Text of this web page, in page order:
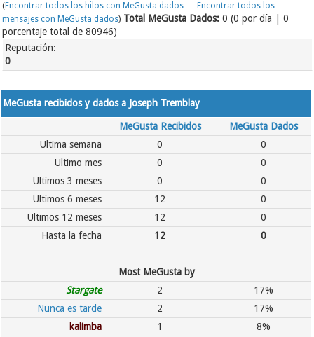
(Encontrar todos los hilos con MeGusta dados — Encontrar todos los
mensajes con MeGusta dados) Total MeGusta Dados: 0 (0 por día | 0
porcentaje total de 80946)
Reputación:
0
MeGusta recibidos y dados a Joseph Tremblay
MeGusta Recibidos
MeGusta Dados
Ultima semana
0
0
Ultimo mes
0
0
Ultimos 3 meses
0
0
Ultimos 6 meses
12
0
Ultimos 12 meses
12
0
Hasta la fecha
12 0
Most MeGusta by
Stargate
2
17%
Nunca es tarde
2
17%
kalimba
1
8%